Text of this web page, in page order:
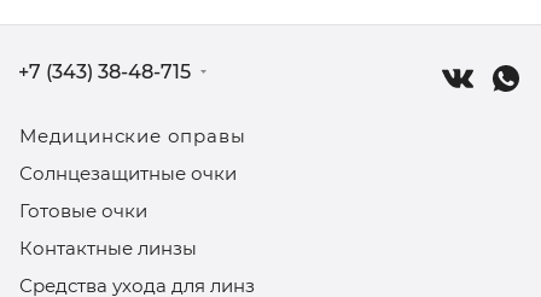
Медицинские оправы
Солнцезащитные очки
Готовые очки
Контактные линзы
Средства ухода для линз
+7 (343) 38-48-715